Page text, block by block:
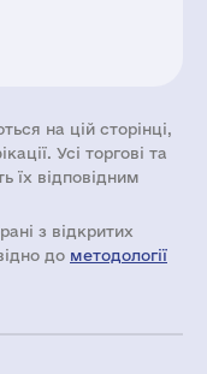
на цій сторінці,
Усі торгові та
їх відповідним
з відкритих
до методології